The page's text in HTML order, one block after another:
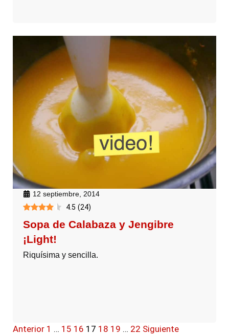
12 septiembre, 2014
4.5 (24)
Sopa de Calabaza y Jengibre
¡Light!
Riquísima y sencilla.
Anterior 1 … 15 16 17 18 19 … 22 Siguiente